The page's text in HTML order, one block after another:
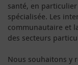
santé, en
spécialisée. Les
communautaire et
des secteurs
Nous souhaitons y